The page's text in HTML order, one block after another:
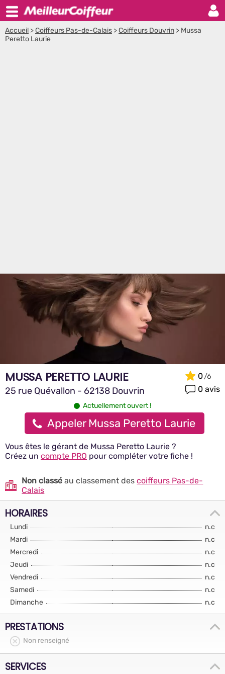
Accueil >Coiffeurs Pas-de-Calais >Coiffeurs Douvrin > Mussa
Peretto Laurie
MUSSA PERETTO LAURIE
25 rue Quévallon - 62138 Douvrin
0
0 avis
Actuellement ouvert !
Appeler Mussa Peretto Laurie
Vous êtes le gérant de Mussa Peretto Laurie ?
Créez un compte PRO pour compléter votre fiche !
Non classé au classement descoiffeurs Pas-de-
Calais
HORAIRES
Lundi
n.c
Mardi
n.c
Mercredi
n.c
Jeudi
n.c
Vendredi
n.c
Samedi
n.c
Dimanche
n.c
PRESTATIONS
Non renseigné
SERVICES